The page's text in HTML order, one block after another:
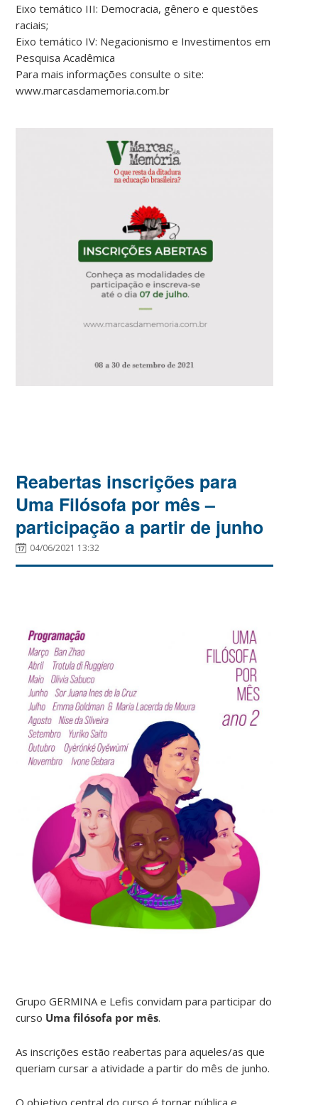
Eixo temático III: Democracia, gênero e questões
raciais;
Eixo temático IV: Negacionismo e Investimentos em
Pesquisa Acadêmica
Para mais informações consulte o site:
www.marcasdamemoria.com.br
Reabertas inscrições para
Uma Filósofa por mês –
participação a partir de junho
04/06/2021 13:32
Grupo GERMINA e Lefis convidam para participar do
curso Uma filósofa por mês.
As inscrições estão reabertas para aqueles/as que
queriam cursar a atividade a partir do mês de junho.
O objetivo central do curso é tornar pública e